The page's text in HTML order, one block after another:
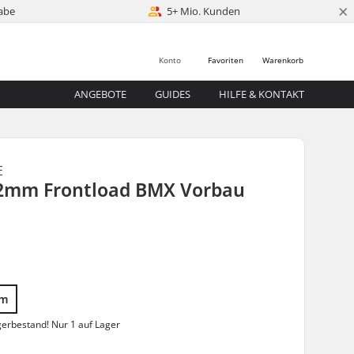
5+ Mio. Kunden ×
Warenkorb
Favoriten
Konto
ANGEBOTE GUIDES HILFE & KONTAKT
Frontload BMX Vorbau
Nur 1 auf Lager